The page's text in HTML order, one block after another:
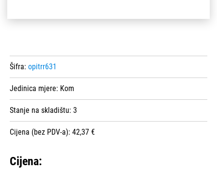
Šifra: opitrr631
Jedinica mjere: Kom
Stanje na skladištu: 3
Cijena (bez PDV-a): 42,37 €
Cijena: